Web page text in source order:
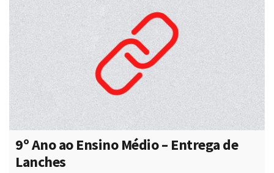
9º Ano ao Ensino Médio – Entrega de
Lanches